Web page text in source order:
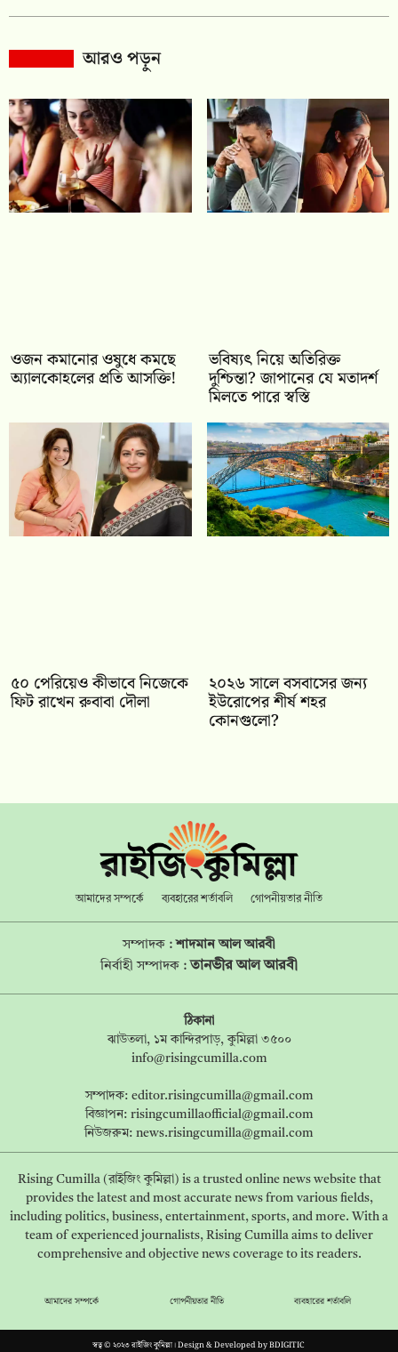
আরও পড়ুন
ওজন কমানোর ওষুধে কমছে
অ্যালকোহলের প্রতি আসক্তি!
ভবিষ্যৎ নিয়ে অতিরিক্ত
দুশ্চিন্তা? জাপানের যে মতাদর্শ
মিলতে পারে স্বস্তি
৫০ পেরিয়েও কীভাবে নিজেকে
ফিট রাখেন রুবাবা দৌলা
২০২৬ সালে বসবাসের জন্য
ইউরোপের শীর্ষ শহর
কোনগুলো?
আমাদের সম্পর্কে ব্যবহারের শর্তাবলি গোপনীয়তার নীতি
সম্পাদক :শাদমান আল আরবী
নির্বাহী সম্পাদক :তানভীর আল আরবী
ঠিকানা
ঝাউতলা, ১ম কান্দিরপাড়, কুমিল্লা ৩৫০০
info@risingcumilla.com
সম্পাদক: editor.risingcumilla@gmail.com
বিজ্ঞাপন: risingcumillaofficial@gmail.com
নিউজরুম: news.risingcumilla@gmail.com
Rising Cumilla (রাইজিং কুমিল্লা) is a trusted online news website that
provides the latest and most accurate news from various fields,
including politics, business, entertainment, sports, and more. With a
team of experienced journalists, Rising Cumilla aims to deliver
comprehensive and objective news coverage to its readers.
আমাদের সম্পর্কে গোপনীয়তার নীতি ব্যবহারের শর্তাবলি
স্বত্ব © ২০২৩ রাইজিং কুমিল্লা। Design & Developed byBDIGITIC